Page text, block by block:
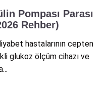
Pompası Parası
Rehber)
hastalarının cepten
glukoz ölçüm cihazı ve